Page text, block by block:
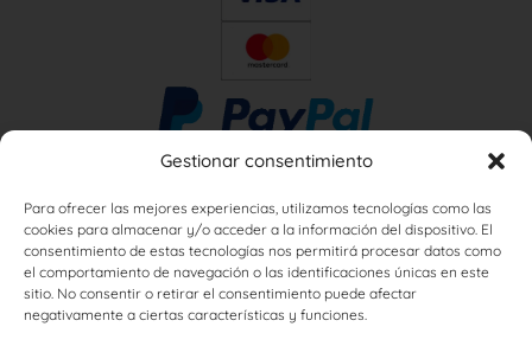
Gestionar consentimiento
Para ofrecer las mejores experiencias, utilizamos tecnologías como las
cookies para almacenar y/o acceder a la información del dispositivo. El
consentimiento de estas tecnologías nos permitirá procesar datos como
el comportamiento de navegación o las identificaciones únicas en este
sitio. No consentir o retirar el consentimiento puede afectar
negativamente a ciertas características y funciones.